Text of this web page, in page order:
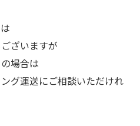
ざいますが
場合は
グ運送にご相談いただけれ